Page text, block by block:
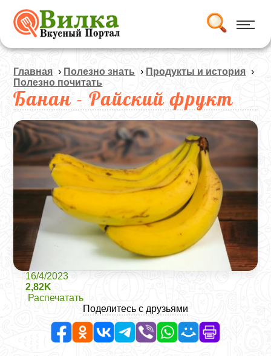
Главная › Полезно знать › Продукты и история ›
Полезно почитать
Банан - Райский фрукт
16/4/2023
2,82K
Распечатать
Поделитесь с друзьями